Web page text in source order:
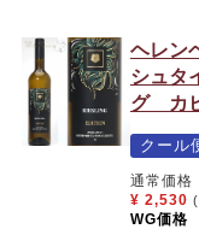
ヘレン
シュタ
グ カ
クール
通常価格
¥ 2,530
WG価格